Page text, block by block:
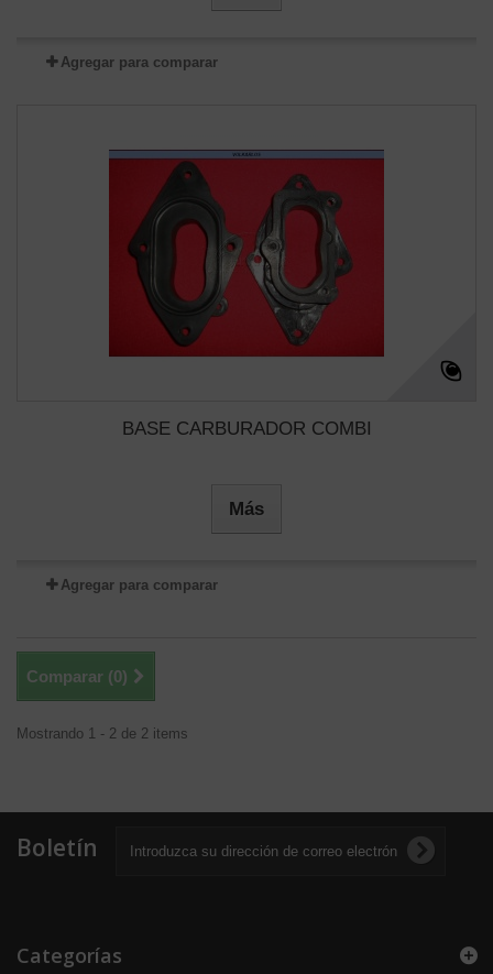
Agregar para comparar
BASE CARBURADOR COMBI
Más
Agregar para comparar
Comparar (0)
Mostrando 1 - 2 de 2 items
Boletín
Categorías